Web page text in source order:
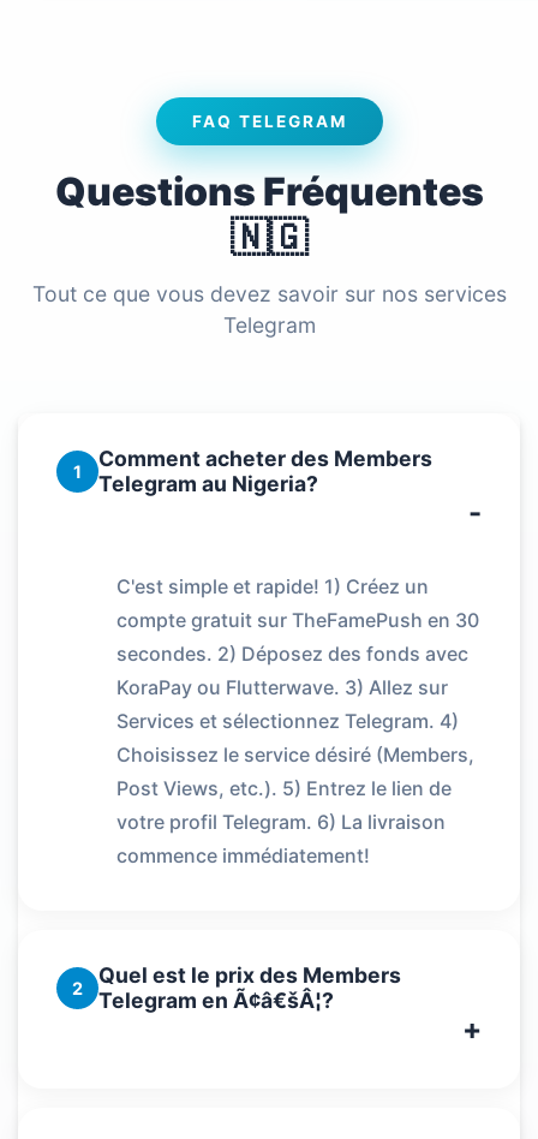
FAQ TELEGRAM
Questions Fréquentes
🇳🇬
Tout ce que vous devez savoir sur nos services
Telegram
1
Comment acheter des Members
Telegram au Nigeria?
C'est simple et rapide! 1) Créez un
compte gratuit sur TheFamePush en 30
secondes. 2) Déposez des fonds avec
KoraPay ou Flutterwave. 3) Allez sur
Services et sélectionnez Telegram. 4)
Choisissez le service désiré (Members,
Post Views, etc.). 5) Entrez le lien de
votre profil Telegram. 6) La livraison
commence immédiatement!
2
Quel est le prix des Members
Telegram en Ã¢â€šÂ¦?